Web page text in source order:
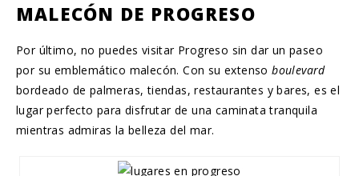
MALECÓN DE PROGRESO
Por último, no puedes visitar Progreso sin dar un paseo
por su emblemático malecón. Con su extensoboulevard
bordeado de palmeras, tiendas, restaurantes y bares, es el
lugar perfecto para disfrutar de una caminata tranquila
mientras admiras la belleza del mar.